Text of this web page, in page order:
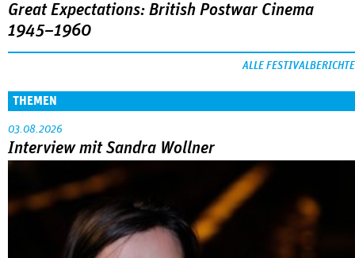
Great Expectations: British Postwar Cinema
1945–1960
ALLE FESTIVALBERICHTE
THEMEN
03.08.2026
Interview mit Sandra Wollner